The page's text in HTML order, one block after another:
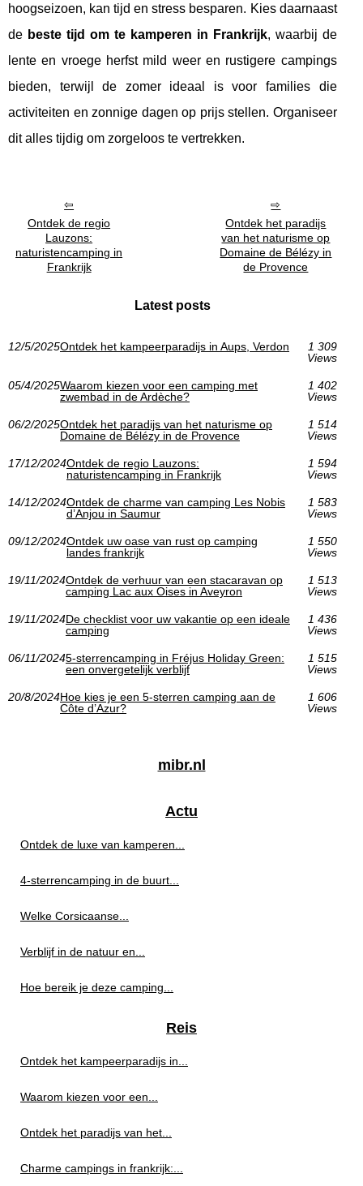
hoogseizoen, kan tijd en stress besparen. Kies daarnaast
de beste tijd om te kamperen in Frankrijk, waarbij de
lente en vroege herfst mild weer en rustigere campings
bieden, terwijl de zomer ideaal is voor families die
activiteiten en zonnige dagen op prijs stellen. Organiseer
dit alles tijdig om zorgeloos te vertrekken.
Ontdek de regio
Lauzons:
naturistencamping in
Frankrijk
Ontdek het paradijs
van het naturisme op
Domaine de Bélézy in
de Provence
Latest posts
12/5/2025Ontdek het kampeerparadijs in Aups, Verdon
1 309
Views
05/4/2025Waarom kiezen voor een camping met
zwembad in de Ardèche?
1 402
Views
06/2/2025Ontdek het paradijs van het naturisme op
Domaine de Bélézy in de Provence
1 514
Views
17/12/2024Ontdek de regio Lauzons:
naturistencamping in Frankrijk
1 594
Views
14/12/2024Ontdek de charme van camping Les Nobis
d’Anjou in Saumur
1 583
Views
09/12/2024Ontdek uw oase van rust op camping
landes frankrijk
1 550
Views
19/11/2024Ontdek de verhuur van een stacaravan op
camping Lac aux Oises in Aveyron
1 513
Views
19/11/2024De checklist voor uw vakantie op een ideale
camping
1 436
Views
06/11/20245-sterrencamping in Fréjus Holiday Green:
een onvergetelijk verblijf
1 515
Views
20/8/2024Hoe kies je een 5-sterren camping aan de
Côte d’Azur?
1 606
Views
mibr.nl
Actu
Ontdek de luxe van kamperen...
4-sterrencamping in de buurt...
Welke Corsicaanse...
Verblijf in de natuur en...
Hoe bereik je deze camping...
Reis
Ontdek het kampeerparadijs in...
Waarom kiezen voor een...
Ontdek het paradijs van het...
Charme campings in frankrijk:...